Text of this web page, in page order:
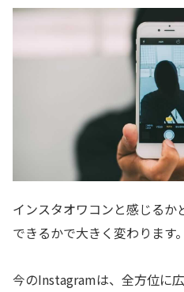
インスタオワコンと感じるか
できるかで大きく変わります。
今のInstagramは、全方位に